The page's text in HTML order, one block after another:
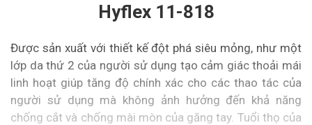
Hyflex 11-818
Được sản xuất với thiết kế đột phá siêu mỏng, như một
lớp da thứ 2 của người sử dụng tạo cảm giác thoải mái
linh hoạt giúp tăng độ chính xác cho các thao tác của
người sử dụng mà không ảnh hưởng đến khả năng
chống cắt và chống mài mòn của găng tay. Tuổi thọ của